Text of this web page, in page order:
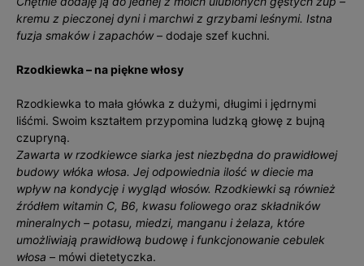
kremu z pieczonej dyni i marchwi z grzybami leśnymi. Istna
fuzja smaków i zapachów– dodaje szef kuchni.
Rzodkiewka – na piękne włosy
Rzodkiewka to mała główka z dużymi, długimi i jędrnymi
liśćmi. Swoim kształtem przypomina ludzką głowę z bujną
czupryną.
Zawarta w rzodkiewce siarka jest niezbędna do prawidłowej
budowy włóka włosa. Jej odpowiednia ilość w diecie ma
wpływ na kondycję i wygląd włosów. Rzodkiewki są również
źródłem witamin C, B6, kwasu foliowego oraz składników
mineralnych – potasu, miedzi, manganu i żelaza, które
umożliwiają prawidłową budowę i funkcjonowanie cebulek
włosa – mówi dietetyczka.